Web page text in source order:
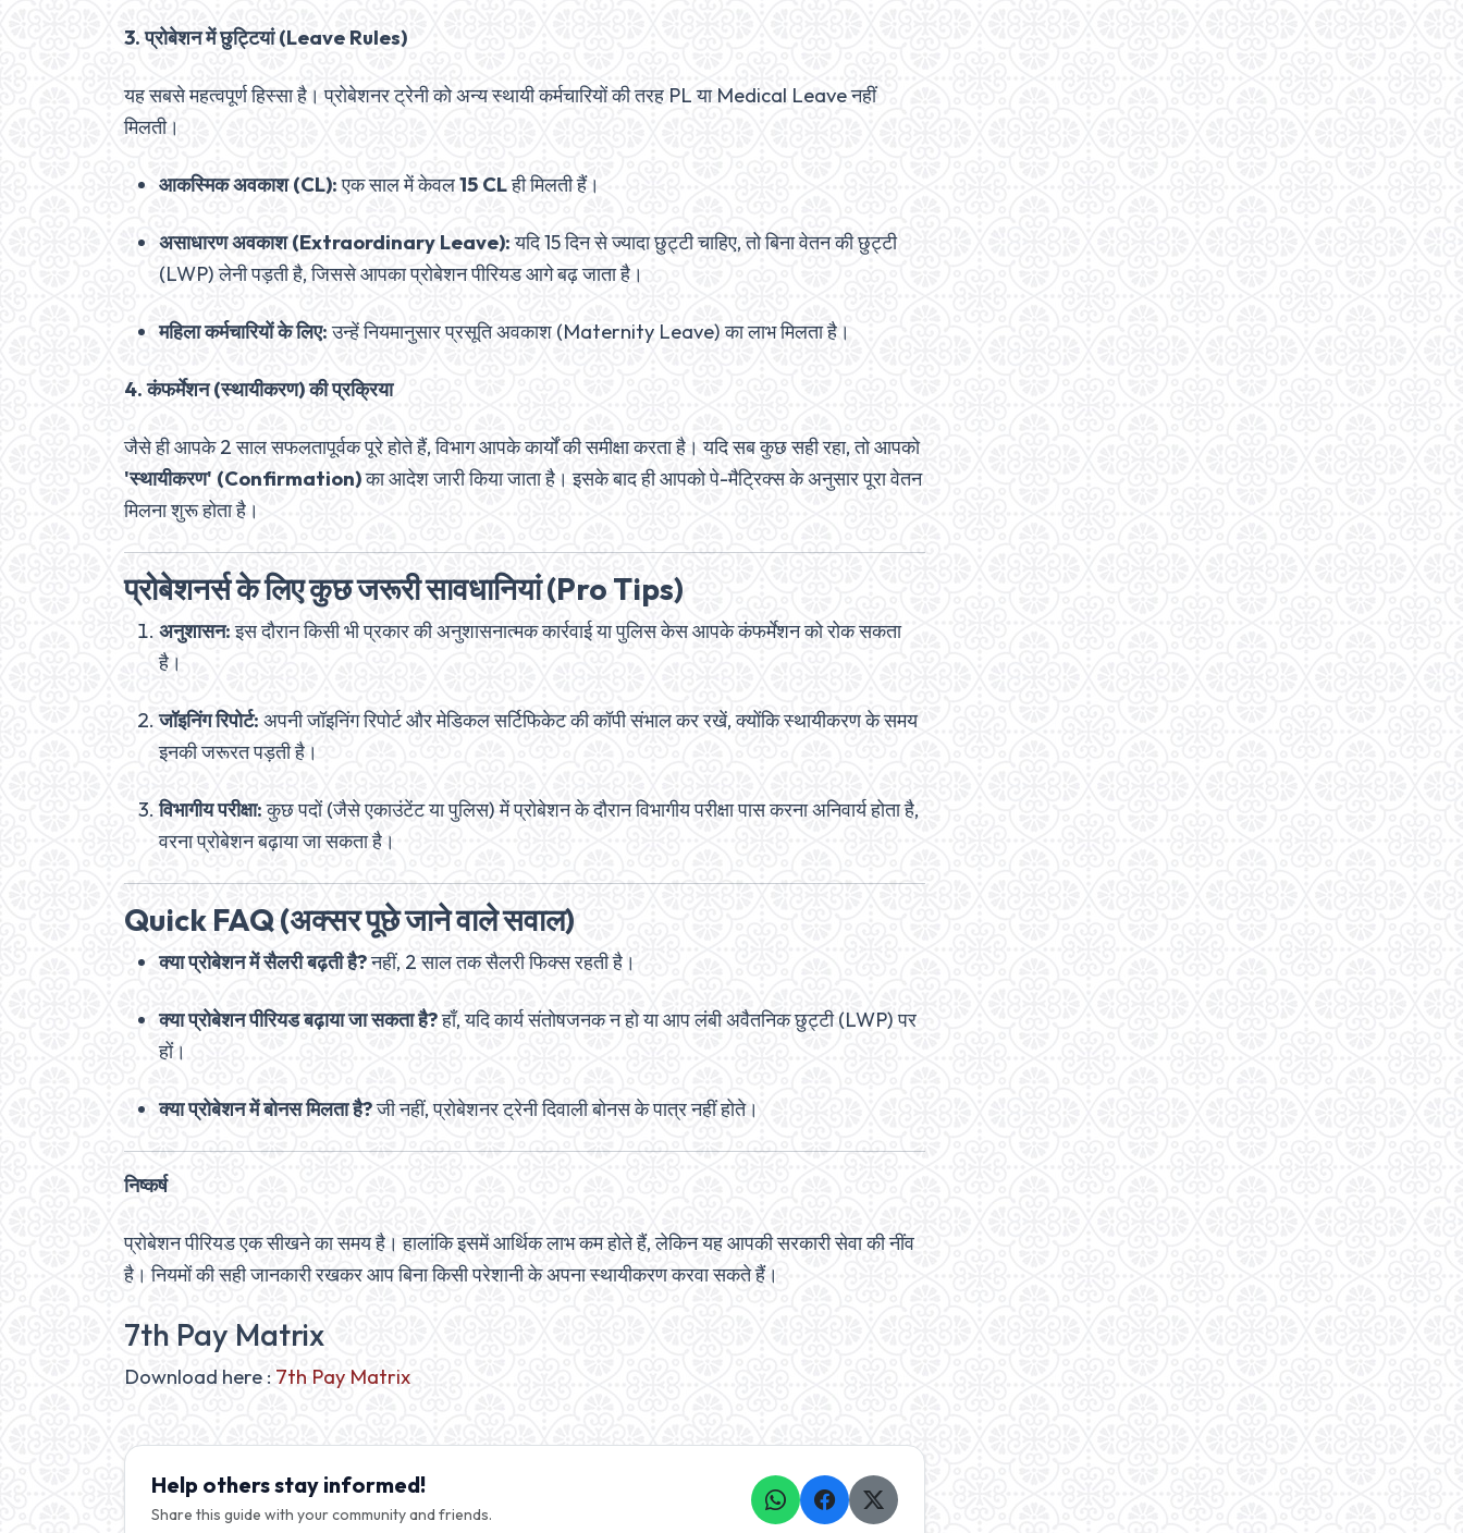
3. प्रोबेशन में छुट्टियां (Leave Rules)
यह सबसे महत्वपूर्ण हिस्सा है। प्रोबेशनर ट्रेनी को अन्य स्थायी कर्मचारियों की तरह PL या Medical Leave नहीं
मिलती।
आकस्मिक अवकाश (CL):एक साल में केवल15 CLही मिलती हैं।
असाधारण अवकाश (Extraordinary Leave):यदि 15 दिन से ज्यादा छुट्टी चाहिए, तो बिना वेतन की छुट्टी
(LWP) लेनी पड़ती है, जिससे आपका प्रोबेशन पीरियड आगे बढ़ जाता है।
महिला कर्मचारियों के लिए:उन्हें नियमानुसार प्रसूति अवकाश (Maternity Leave) का लाभ मिलता है।
4. कंफर्मेशन (स्थायीकरण) की प्रक्रिया
जैसे ही आपके 2 साल सफलतापूर्वक पूरे होते हैं, विभाग आपके कार्यों की समीक्षा करता है। यदि सब कुछ सही रहा, तो आपको
'स्थायीकरण' (Confirmation)का आदेश जारी किया जाता है। इसके बाद ही आपको पे-मैट्रिक्स के अनुसार पूरा वेतन
मिलना शुरू होता है।
प्रोबेशनर्स के लिए कुछ जरूरी सावधानियां (Pro Tips)
अनुशासन:इस दौरान किसी भी प्रकार की अनुशासनात्मक कार्रवाई या पुलिस केस आपके कंफर्मेशन को रोक सकता
है।
जॉइनिंग रिपोर्ट: अपनी जॉइनिंग रिपोर्ट और मेडिकल सर्टिफिकेट की कॉपी संभाल कर रखें, क्योंकि स्थायीकरण के समय
इनकी जरूरत पड़ती है।
विभागीय परीक्षा:कुछ पदों (जैसे एकाउंटेंट या पुलिस) में प्रोबेशन के दौरान विभागीय परीक्षा पास करना अनिवार्य होता है,
वरना प्रोबेशन बढ़ाया जा सकता है।
Quick FAQ (अक्सर पूछे जाने वाले सवाल)
क्या प्रोबेशन में सैलरी बढ़ती है?नहीं, 2 साल तक सैलरी फिक्स रहती है।
क्या प्रोबेशन पीरियड बढ़ाया जा सकता है?हाँ, यदि कार्य संतोषजनक न हो या आप लंबी अवैतनिक छुट्टी (LWP) पर
हों।
क्या प्रोबेशन में बोनस मिलता है?जी नहीं, प्रोबेशनर ट्रेनी दिवाली बोनस के पात्र नहीं होते।
निष्कर्ष
प्रोबेशन पीरियड एक सीखने का समय है। हालांकि इसमें आर्थिक लाभ कम होते हैं, लेकिन यह आपकी सरकारी सेवा की नींव
है। नियमों की सही जानकारी रखकर आप बिना किसी परेशानी के अपना स्थायीकरण करवा सकते हैं।
7th Pay Matrix
Download here : 7th Pay Matrix
Help others stay informed!
Share this guide with your community and friends.